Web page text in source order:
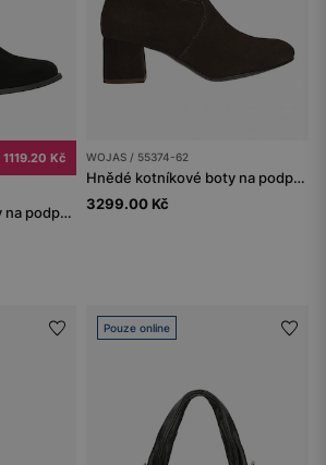
1119.20 Kč
Černé kovbojské boty na podpatku se stříbrným řetězem
WOJAS / 55374-62
Hnědé kotníkové boty na podpatku
3299.00 Kč
Pouze online